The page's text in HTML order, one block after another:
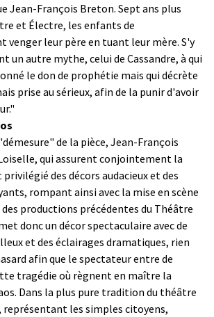
Jean-François Breton. Sept ans plus
et Électre, les enfants de
venger leur père en tuant leur mère. S'y
un autre mythe, celui de Cassandre, à qui
le don de prophétie mais qui décrète
prise au sérieux, afin de la punir d'avoir
de la pièce, Jean-François
qui assurent conjointement la
des décors audacieux et des
rompant ainsi avec la mise en scène
productions précédentes du Théâtre
donc un décor spectaculaire avec de
et des éclairages dramatiques, rien
afin que le spectateur entre de
tragédie où règnent en maître la
Dans la plus pure tradition du théâtre
représentant les simples citoyens,